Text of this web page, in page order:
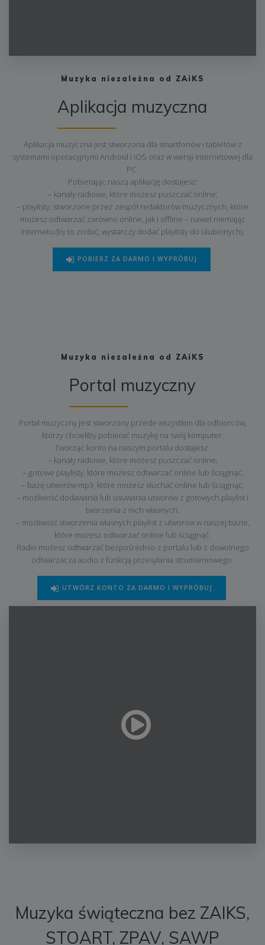
Muzyka niezależna od ZAiKS
Aplikacja muzyczna
Aplikacja muzyczna jest stworzona dla smartfonów i tabletów z
systemami operacyjnymi Android i iOS oraz w wersji internetowej dla
PC.
Pobierając naszą aplikację dostajesz:
– kanały radiowe, które możesz puszczać online;
– playlisty, stworzone przez zespół redaktorów muzycznych, które
możesz odtwarzać zarówno online, jak i offline – nawet niemając
Internetu (by to zrobić, wystarczy dodać playlisty do ulubionych).
POBIERZ ZA DARMO I WYPRÓBUJ
Muzyka niezależna od ZAiKS
Portal muzyczny
Portal muzyczny jest stworzony przede wszystkim dla odbiorców,
którzy chcieliby pobierać muzykę na swój komputer.
Tworząc konto na naszym portalu dostajesz:
– kanały radiowe, które możesz puszczać online;
– gotowe playlisty, które możesz odtwarzać online lub ściągnąć;
– bazę utworów mp3, które możesz słuchać online lub ściągnąć;
– możliwość dodawania lub usuwania utworów z gotowych playlist i
tworzenia z nich własnych;
– możliwość stworzenia własnych playlist z utworów w naszej bazie,
które możesz odtwarzać online lub ściągnąć.
Radio możesz odtwarzać bezpośrednio z portalu lub z dowolnego
odtwarzacza audio z funkcją przesyłania strumieniowego.
UTWÓRZ KONTO ZA DARMO I WYPRÓBUJ
Muzyka świąteczna bez ZAIKS,
STOART, ZPAV, SAWP